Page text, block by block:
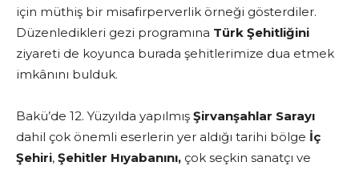
için müthiş bir misafirperverlik örneği gösterdiler.
Düzenledikleri gezi programına Türk Şehitliğini
ziyareti de koyunca burada şehitlerimize dua etmek
imkânını bulduk.
Bakü’de 12. Yüzyılda yapılmış Şirvanşahlar Sarayı
dahil çok önemli eserlerin yer aldığı tarihi bölge İç
Şehiri, Şehitler Hıyabanını, çok seçkin sanatçı ve